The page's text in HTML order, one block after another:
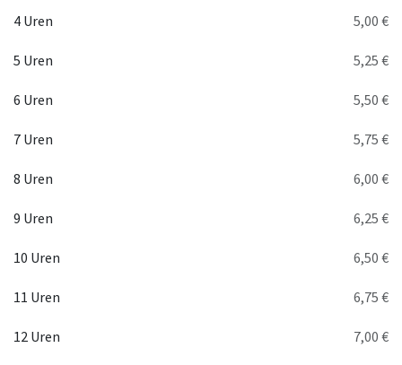
4 Uren
5,00 €
5 Uren 5,25 €
6 Uren 5,50 €
7 Uren 5,75 €
8 Uren 6,00 €
9 Uren 6,25 €
10 Uren 6,50 €
11 Uren 6,75 €
12 Uren 7,00 €